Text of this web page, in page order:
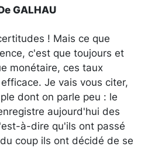
GALHAU
! Mais ce que
c'est que toujours et
monétaire, ces taux
Je vais vous citer,
dont on parle peu : le
aujourd'hui des
à-dire qu'ils ont passé
coup ils ont décidé de se